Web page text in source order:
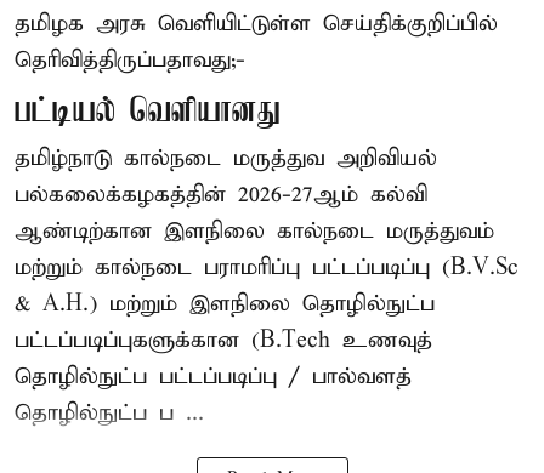
தமிழக அரசு வெளியிட்டுள்ள செய்திக்குறிப்பில்
தெரிவித்திருப்பதாவது;-
பட்டியல் வெளியானது
தமிழ்நாடு கால்நடை மருத்துவ அறிவியல்
பல்கலைக்கழகத்தின் 2026-27ஆம் கல்வி
ஆண்டிற்கான இளநிலை கால்நடை மருத்துவம்
மற்றும் கால்நடை பராமரிப்பு பட்டப்படிப்பு (B.V.Sc
& A.H.) மற்றும் இளநிலை தொழில்நுட்ப
பட்டப்படிப்புகளுக்கான (B.Tech உணவுத்
தொழில்நுட்ப பட்டப்படிப்பு / பால்வளத்
தொழில்நுட்ப ப ...